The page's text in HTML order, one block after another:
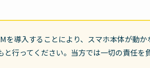
を導入することにより、スマホ本体が動
行ってください。当方では一切の責任を